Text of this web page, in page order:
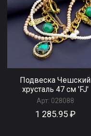
Подвеска Чешский
хрусталь 47 см 'FJ'
Арт: 028088
1 285.95 ₽